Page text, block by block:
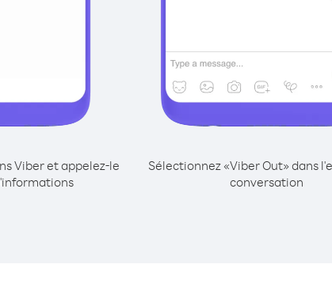
Viber et appelez-le
Sélectionnez «Viber Out» dans
conversation